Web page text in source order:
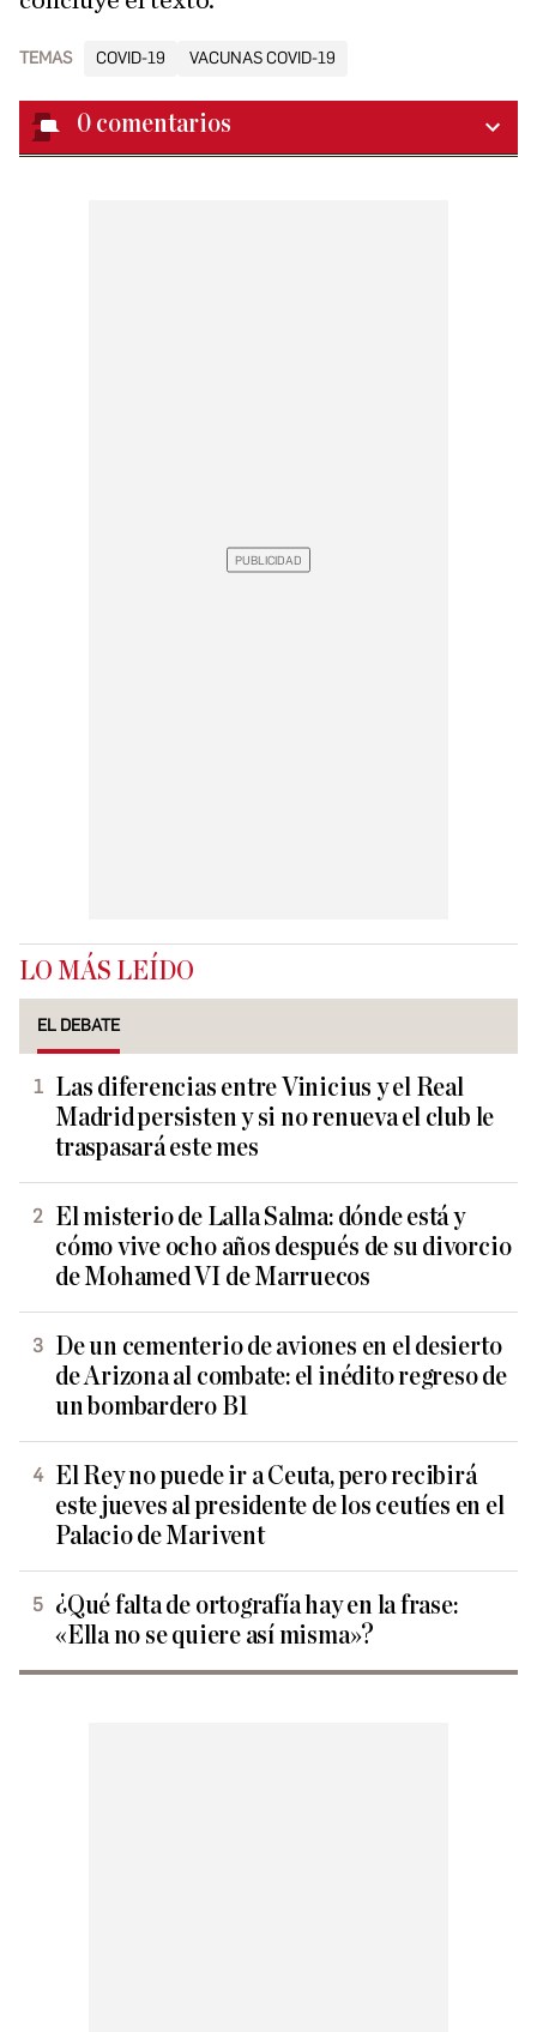
TEMAS COVID-19 VACUNAS COVID-19
0 comentarios
LO MÁS LEÍDO
EL DEBATE
Las diferencias entre Vinicius y el Real
Madrid persisten y si no renueva el club le
traspasará este mes
El misterio de Lalla Salma: dónde está y
cómo vive ocho años después de su divorcio
de Mohamed VI de Marruecos
De un cementerio de aviones en el desierto
de Arizona al combate: el inédito regreso de
un bombardero B1
El Rey no puede ir a Ceuta, pero recibirá
este jueves al presidente de los ceutíes en el
Palacio de Marivent
¿Qué falta de ortografía hay en la frase:
«Ella no se quiere así misma»?